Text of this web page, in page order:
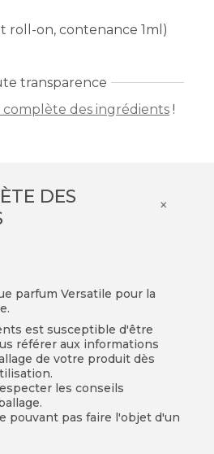
roll-on, contenance 1ml)
transparence
complète des ingrédients !
DES
×
parfum Versatile pour la
est susceptible d'être
référer aux informations
de votre produit dès
les conseils
pouvant pas faire l'objet d'un